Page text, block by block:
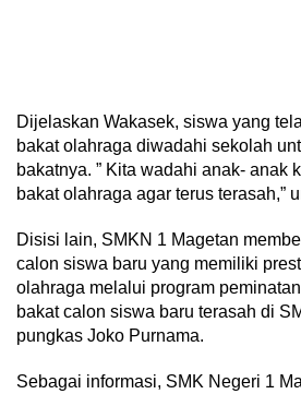
Dijelaskan Wakasek, siswa yang
bakat olahraga diwadahi sekolah
bakatnya. ” Kita wadahi anak- anak
bakat olahraga agar terus terasah,”
Disisi lain, SMKN 1 Magetan
calon siswa baru yang memiliki
olahraga melalui program
bakat calon siswa baru terasah di
pungkas Joko Purnama.
Sebagai informasi, SMK Negeri 1